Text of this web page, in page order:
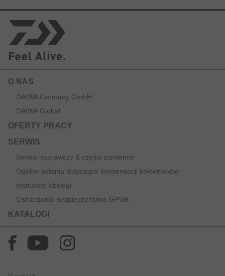
O NAS
DAIWA Germany GmbH
DAIWA Global
OFERTY PRACY
SERWIS
Serwis naprawczy & części zamienne
Ogólne pytania dotyczące konserwacji kołowrotków
Instrukcje obsługi
Ostrzeżenia bezpieczeństwa GPSR
KATALOGI